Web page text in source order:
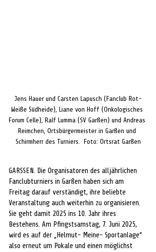
Jens Hauer und Carsten Lapusch (Fanclub Rot-
Weiße Südheide), Liane von Hoff (Onkologisches
Forum Celle), Ralf Lumma (SV Garßen) und Andreas
Reimchen, Ortsbürgermeister in Garßen und
Schirmherr des Turniers.  Foto: Ortsrat Garßen
GARSSEN. Die Organisatoren des alljährlichen
Fanclubturniers in Garßen haben sich am
Freitag darauf verständigt, ihre beliebte
Veranstaltung auch weiterhin zu organisieren.
Sie geht damit 2025 ins 10. Jahr ihres
Bestehens. Am Pfingstsamstag, 7. Juni 2025,
wird es auf der „Helmut- Meine- Sportanlage“
also erneut um Pokale und einen möglichst